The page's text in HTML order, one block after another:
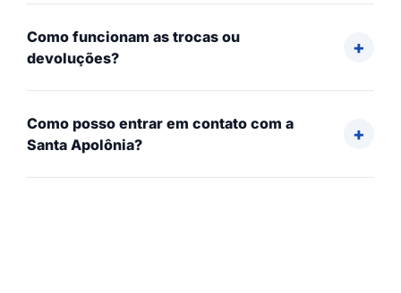
Como funcionam as trocas ou
devoluções?
Como posso entrar em contato com a
Santa Apolônia?